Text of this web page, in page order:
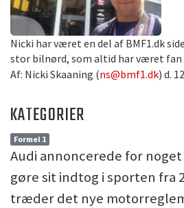
Nicki har været en del af BMF1.dk
stor bilnørd, som altid har været
Af: Nicki Skaaning (ns@bmf1.dk) d.
KATEGORIER
Formel 1
Audi annoncerede for
gøre sit indtog i sporten fra
træder det nye